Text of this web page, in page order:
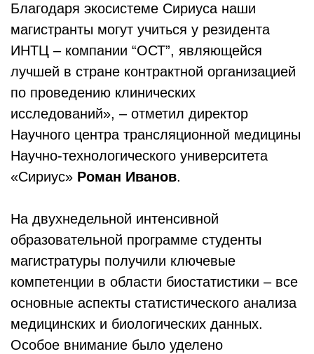
Благодаря экосистеме Сириуса наши
магистранты могут учиться у резидента
ИНТЦ – компании “ОСТ”, являющейся
лучшей в стране контрактной организацией
по проведению клинических
исследований», – отметил директор
Научного центра трансляционной медицины
Научно-технологического университета
«Сириус» Роман Иванов.
На двухнедельной интенсивной
образовательной программе студенты
магистратуры получили ключевые
компетенции в области биостатистики – все
основные аспекты статистического анализа
медицинских и биологических данных.
Особое внимание было уделено